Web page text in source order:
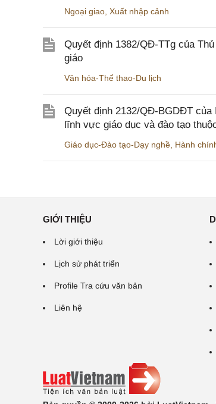
Ngoại giao Xuất nhập cảnh
Quyết định 1382/QĐ-TTg của
giáo
Văn hóa-Thể thao-Du lịch
Quyết định 2132/QĐ-BGDĐT
lĩnh vực giáo dục và đào tạo
Giáo dục-Đào tạo-Dạy nghề Hành
GIỚI THIỆU
Lời giới thiệu
Lịch sử phát triển
Profile Tra cứu văn bản
Liên hệ